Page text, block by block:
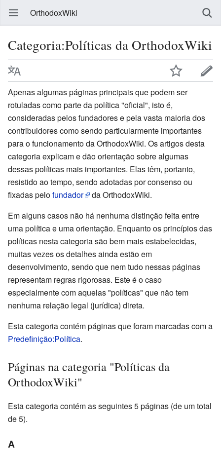
OrthodoxWiki
Categoria:Políticas da OrthodoxWiki
Apenas algumas páginas principais que podem ser
rotuladas como parte da política "oficial", isto é,
consideradas pelos fundadores e pela vasta maioria dos
contribuidores como sendo particularmente importantes
para o funcionamento da OrthodoxWiki. Os artigos desta
categoria explicam e dão orientação sobre algumas
dessas políticas mais importantes. Elas têm, portanto,
resistido ao tempo, sendo adotadas por consenso ou
fixadas pelofundador
da OrthodoxWiki.
Em alguns casos não há nenhuma distinção feita entre
uma política e uma orientação. Enquanto os princípios das
políticas nesta categoria são bem mais estabelecidas,
muitas vezes os detalhes ainda estão em
desenvolvimento, sendo que nem tudo nessas páginas
representam regras rigorosas. Este é o caso
especialmente com aquelas "políticas" que não tem
nenhuma relação legal (jurídica) direta.
Esta categoria contém páginas que foram marcadas com a
Predefinição:Política.
Páginas na categoria "Políticas da
OrthodoxWiki"
Esta categoria contém as seguintes 5 páginas (de um total
de 5).
A